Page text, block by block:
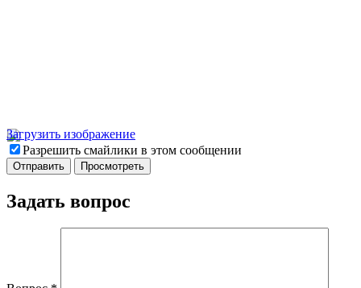
Загрузить изображение
Разрешить смайлики в этом сообщении
Задать вопрос